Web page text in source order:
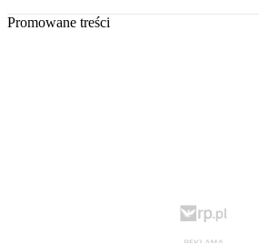
Promowane treści